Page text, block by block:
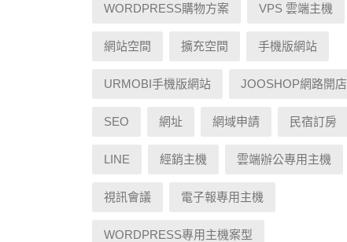
WORDPRESS購物方案 VPS 雲端主機
網站空間 擴充空間 手機版網站
URMOBI手機版網站 JOOSHOP網路開店
SEO 網址 網域申請 民宿訂房
LINE 經銷主機 雲端辦公專用主機
視訊會議 電子報專用主機
WORDPRESS專用主機案型